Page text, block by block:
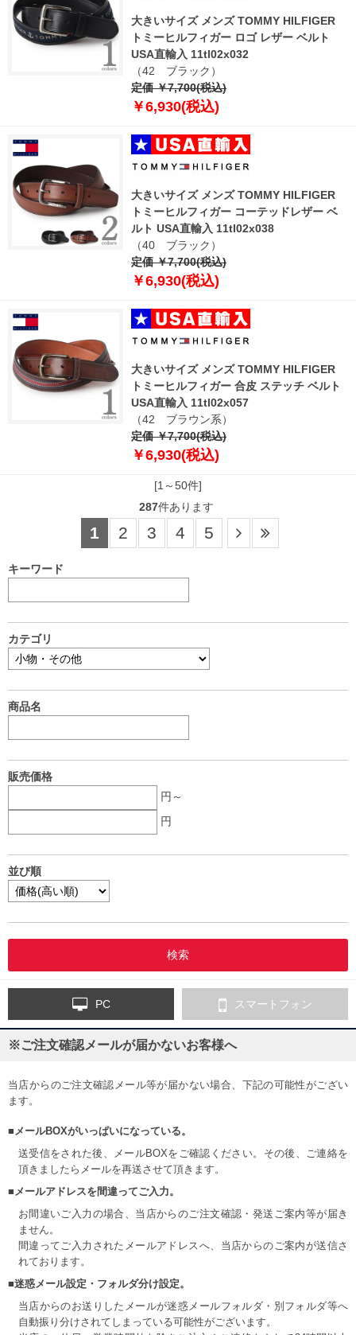
大きいサイズ メンズ TOMMY HILFIGER
トミーヒルフィガー ロゴ レザー ベルト
USA直輸入 11tl02x032
（42 ブラック）
定価 ￥7,700(税込)
￥6,930(税込)
大きいサイズ メンズ TOMMY HILFIGER
トミーヒルフィガー コーテッドレザー ベ
ルト USA直輸入 11tl02x038
（40 ブラック）
定価 ￥7,700(税込)
￥6,930(税込)
大きいサイズ メンズ TOMMY HILFIGER
トミーヒルフィガー 合皮 ステッチ ベルト
USA直輸入 11tl02x057
（42 ブラウン系）
定価 ￥7,700(税込)
￥6,930(税込)
[1～50件]
287件あります
1 2 3 4 5
キーワード
カテゴリ
商品名
販売価格
円～
円
並び順
PC スマートフォン
※ご注文確認メールが届かないお客様へ
当店からのご注文確認メール等が届かない場合、下記の可能性がござい
ます。
■メールBOXがいっぱいになっている。
送受信をされた後、メールBOXをご確認ください。その後、ご連絡を
頂きましたらメールを再送させて頂きます。
■メールアドレスを間違ってご入力。
お間違いご入力の場合、当店からのご注文確認・発送ご案内等が届き
ません。
間違ってご入力されたメールアドレスへ、当店からのご案内が送信さ
れております。
■迷惑メール設定・フォルダ分け設定。
当店からのお送りしたメールが迷惑メールフォルダ・別フォルダ等へ
自動振り分けされてしまっている可能性がございます。